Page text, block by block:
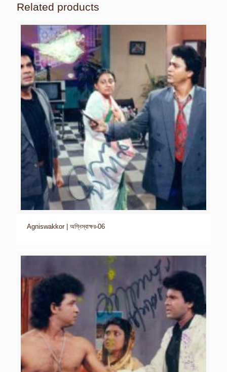
Related products
Agniswakkor | অগ্নিস্বাক্ষর-06